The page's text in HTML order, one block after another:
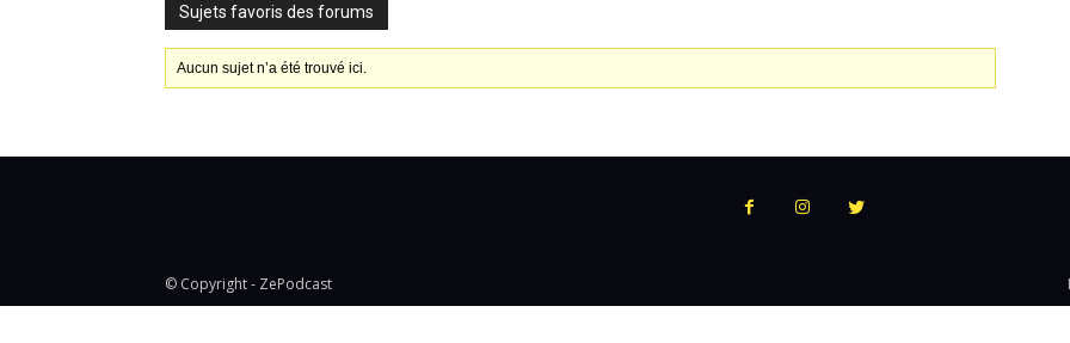
Sujets favoris des forums
Aucun sujet n’a été trouvé ici.
© Copyright - ZePodcast